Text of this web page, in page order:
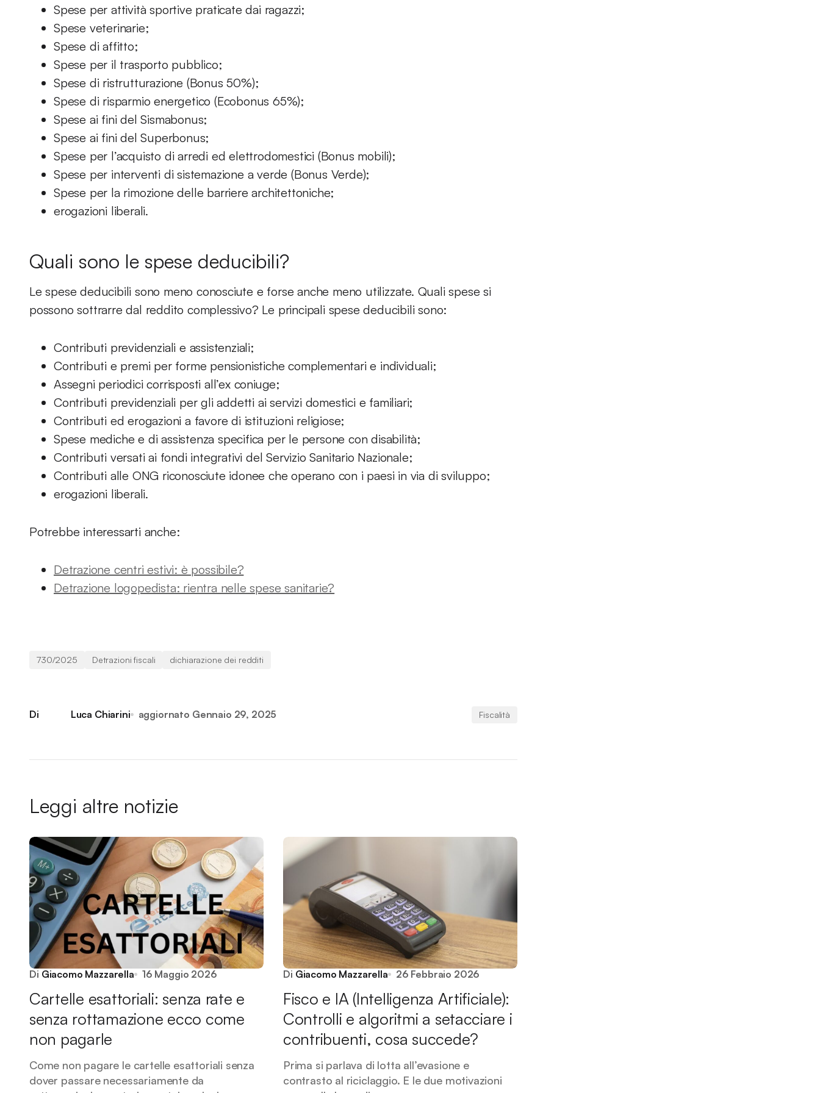
Spese per attività sportive praticate dai ragazzi;
Spese veterinarie;
Spese di affitto;
Spese per il trasporto pubblico;
Spese di ristrutturazione (Bonus 50%);
Spese di risparmio energetico (Ecobonus 65%);
Spese ai fini del Sismabonus;
Spese ai fini del Superbonus;
Spese per l’acquisto di arredi ed elettrodomestici (Bonus mobili);
Spese per interventi di sistemazione a verde (Bonus Verde);
Spese per la rimozione delle barriere architettoniche;
erogazioni liberali.
Quali sono le spese deducibili?
Le spese deducibili sono meno conosciute e forse anche meno utilizzate. Quali spese si
possono sottrarre dal reddito complessivo? Le principali spese deducibili sono:
Contributi previdenziali e assistenziali;
Contributi e premi per forme pensionistiche complementari e individuali;
Assegni periodici corrisposti all’ex coniuge;
Contributi previdenziali per gli addetti ai servizi domestici e familiari;
Contributi ed erogazioni a favore di istituzioni religiose;
Spese mediche e di assistenza specifica per le persone con disabilità;
Contributi versati ai fondi integrativi del Servizio Sanitario Nazionale;
Contributi alle ONG riconosciute idonee che operano con i paesi in via di sviluppo;
erogazioni liberali.
Potrebbe interessarti anche:
Detrazione centri estivi: è possibile?
Detrazione logopedista: rientra nelle spese sanitarie?
730/2025 Detrazioni fiscali dichiarazione dei redditi
Di Luca Chiarini aggiornato Gennaio 29, 2025 Fiscalità
Leggi altre notizie
Di Giacomo Mazzarella 16 Maggio 2026
Cartelle esattoriali: senza rate e
senza rottamazione ecco come
non pagarle
Come non pagare le cartelle esattoriali senza
dover passare necessariamente da
Di Giacomo Mazzarella 26 Febbraio 2026
Fisco e IA (Intelligenza Artificiale):
Controlli e algoritmi a setacciare i
contribuenti, cosa succede?
Prima si parlava di lotta all’evasione e
contrasto al riciclaggio. E le due motivazioni